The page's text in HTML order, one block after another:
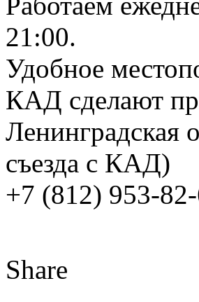
21:00.
Удобное
КАД сделают
Ленинградская
съезда с КАД)
+7 (812) 953-
Share